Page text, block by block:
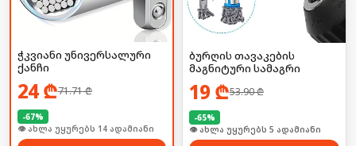
ჭკვიანი უნივერსალური
ქანჩი
24₾71.71₾
-67%
🛒 ბოლო 24სთ-ში იყიდა 18-მა
ბურღის თავაკების
მაგნიტური სამაგრი
19 ₾53.90₾
-65%
🛒 ბოლო 24სთ-ში იყიდა 7-მა